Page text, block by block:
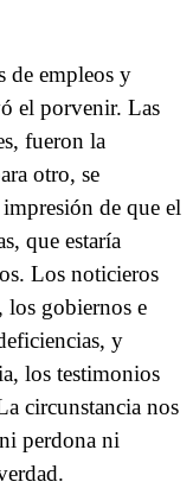
de empleos y
el porvenir. Las
fueron la
otro, se
de que el
que estaría
Los noticieros
los gobiernos e
y
los testimonios
circunstancia nos
perdona ni